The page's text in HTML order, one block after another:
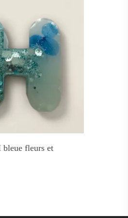
Panier
bleue fleurs et